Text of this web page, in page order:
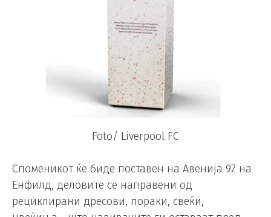
Foto/ Liverpool FC
Споменикот ќе биде поставен на Авенија 97 на
Енфилд, деловите се направени од
рециклирани дресови, пораки, свеќи,